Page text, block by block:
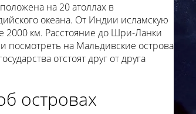
на 20 атоллах в
океана. От Индии исламскую
2000 км. Расстояние до Шри-Ланки
посмотреть на Мальдивские острова
отстоят друг от друга
островах